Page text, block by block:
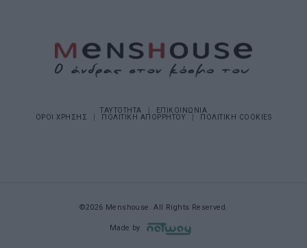
ΤΑΥΤΟΤΗΤΑ
ΕΠΙΚΟΙΝΩΝΙΑ
ΟΡΟΙ ΧΡΗΣΗΣ
ΠΟΛΙΤΙΚΗ ΑΠΟΡΡΗΤΟΥ ΠΟΛΙΤΙΚΗ COOKIES
©2026 Menshouse. All Rights Reserved.
Made by